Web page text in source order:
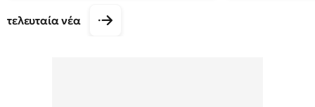
τελευταία νέα